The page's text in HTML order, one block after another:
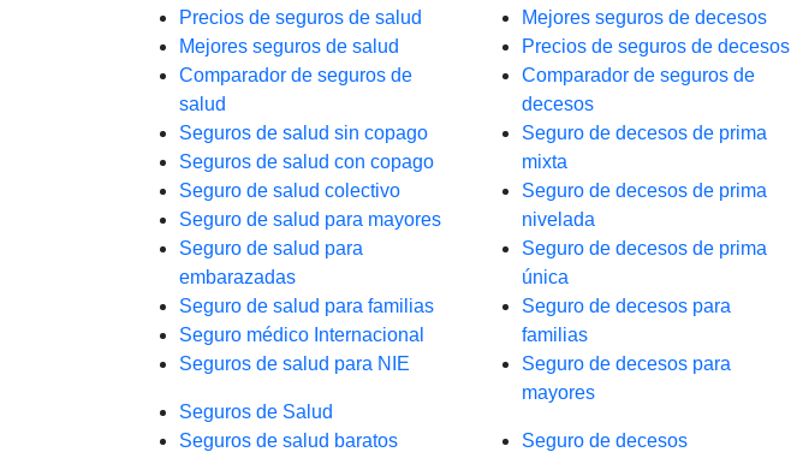
Precios de seguros de salud
Mejores seguros de salud
Comparador de seguros de
salud
Seguros de salud sin copago
Seguros de salud con copago
Seguro de salud colectivo
Seguro de salud para mayores
Seguro de salud para
embarazadas
Seguro de salud para familias
Seguro médico Internacional
Seguros de salud para NIE
Seguros de Salud
Seguros de salud baratos
Mejores seguros de decesos
Precios de seguros de decesos
Comparador de seguros de
decesos
Seguro de decesos de prima
mixta
Seguro de decesos de prima
nivelada
Seguro de decesos de prima
única
Seguro de decesos para
familias
Seguro de decesos para
mayores
Seguro de decesos